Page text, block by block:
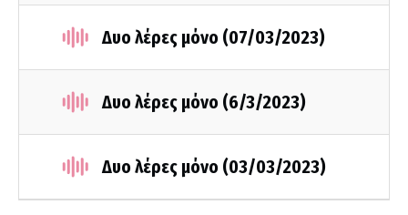
Δυο λέρες μόνο (07/03/2023)
Δυο λέρες μόνο (6/3/2023)
Δυο λέρες μόνο (03/03/2023)